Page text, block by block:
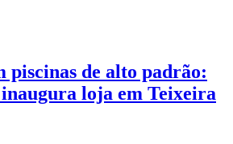
piscinas de alto padrão:
loja em Teixeira